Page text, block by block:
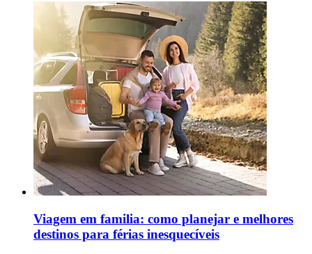
Viagem em familia: como planejar e melhores
destinos para férias inesquecíveis